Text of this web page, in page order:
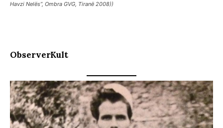
Havzi Nelës”, Ombra GVG, Tiranë 2008))
ObserverKult